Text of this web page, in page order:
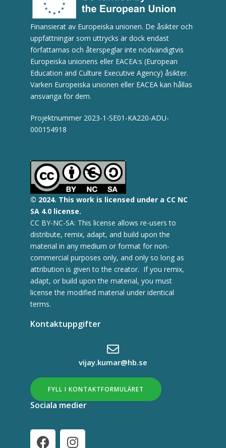
Finansierat av Europeiska unionen. De åsikter och
uppfattningar som uttrycks är dock endast
författarnas och återspeglar inte nödvändigtvis
Europeiska unionens eller EACEA:s (European
Education and Culture Executive Agency) åsikter.
Varken Europeiska unionen eller EACEA kan hållas
ansvariga för dem.
Projektnummer 2023-1-SE01-KA220-ADU-
000154918
© 2024. This work is licensed under a CC NC
SA 4.0 license.
CC BY-NC-SA: This license allows re-users to
distribute, remix, adapt, and build upon the
material in any medium or format for non-
commercial purposes only, and only so long as
attribution is given to the creator. If you remix,
adapt, or build upon the material, you must
license the modified material under identical
terms.
Kontaktuppgifter
vijay.kumar@hb.se
FYLL I KONTAKTFORMULÄRET
Sociala medier